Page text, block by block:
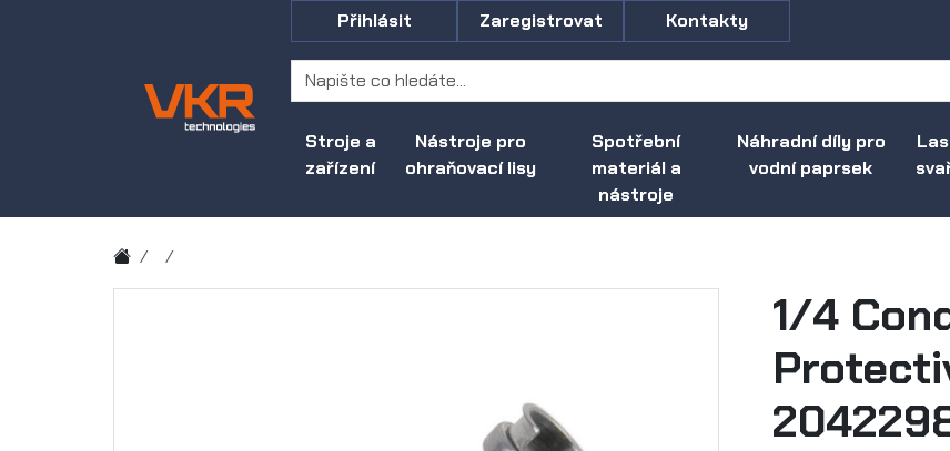
Stroje a
zařízení
Nástroje pro
ohraňovací lisy
Spotřební
materiál a
nástroje
Náhradní díly pro
vodní paprsek
Přihlásit Zaregistrovat Kontakty
1/4